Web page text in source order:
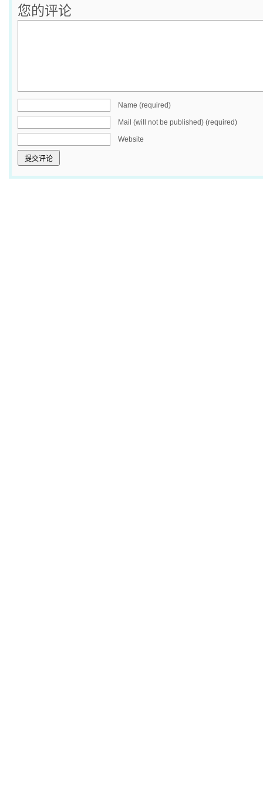
您的评论
Name (required)
Mail (will not be published) (required)
Website